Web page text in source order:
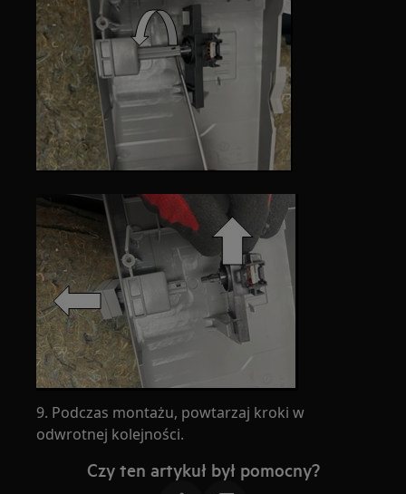
9. Podczas montażu, powtarzaj kroki w
odwrotnej kolejności.
Czy ten artykuł był pomocny?